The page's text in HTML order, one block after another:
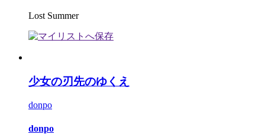
Lost Summer
少女の刃先のゆくえ
donpo
donpo